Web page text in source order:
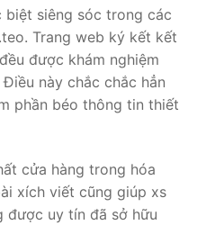
biệt siêng sóc trong các
Trang web ký kết kết
được khám nghiệm
này chắc chắc hẳn
phần béo thông tin thiết
cửa hàng trong hóa
xích viết cũng giúp xs
được uy tín đã sở hữu